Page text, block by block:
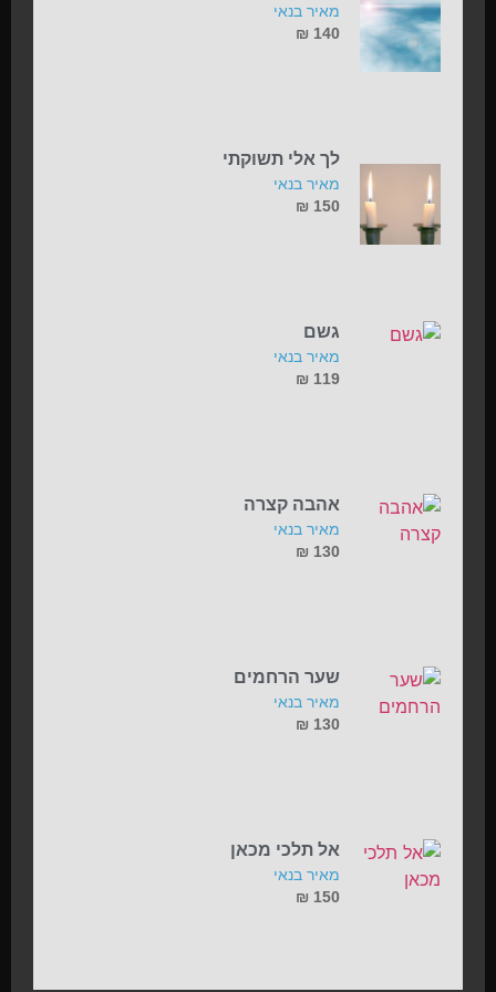
מאיר בנאי
₪ 140
לך אלי תשוקתי
מאיר בנאי
₪ 150
גשם
מאיר בנאי
₪ 119
אהבה קצרה
מאיר בנאי
₪ 130
שער הרחמים
מאיר בנאי
₪ 130
אל תלכי מכאן
מאיר בנאי
₪ 150